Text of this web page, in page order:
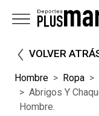
VOLVER
Hombre Ropa
Abrigos Y
Hombre.